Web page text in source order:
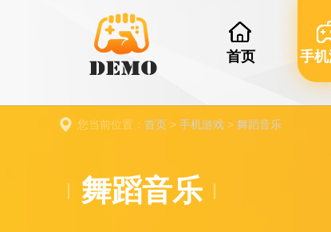
首页 手
您当前位置： 首页 > 手机游戏 > 舞蹈音乐
舞蹈音乐